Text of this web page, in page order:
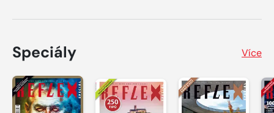
Speciály Více